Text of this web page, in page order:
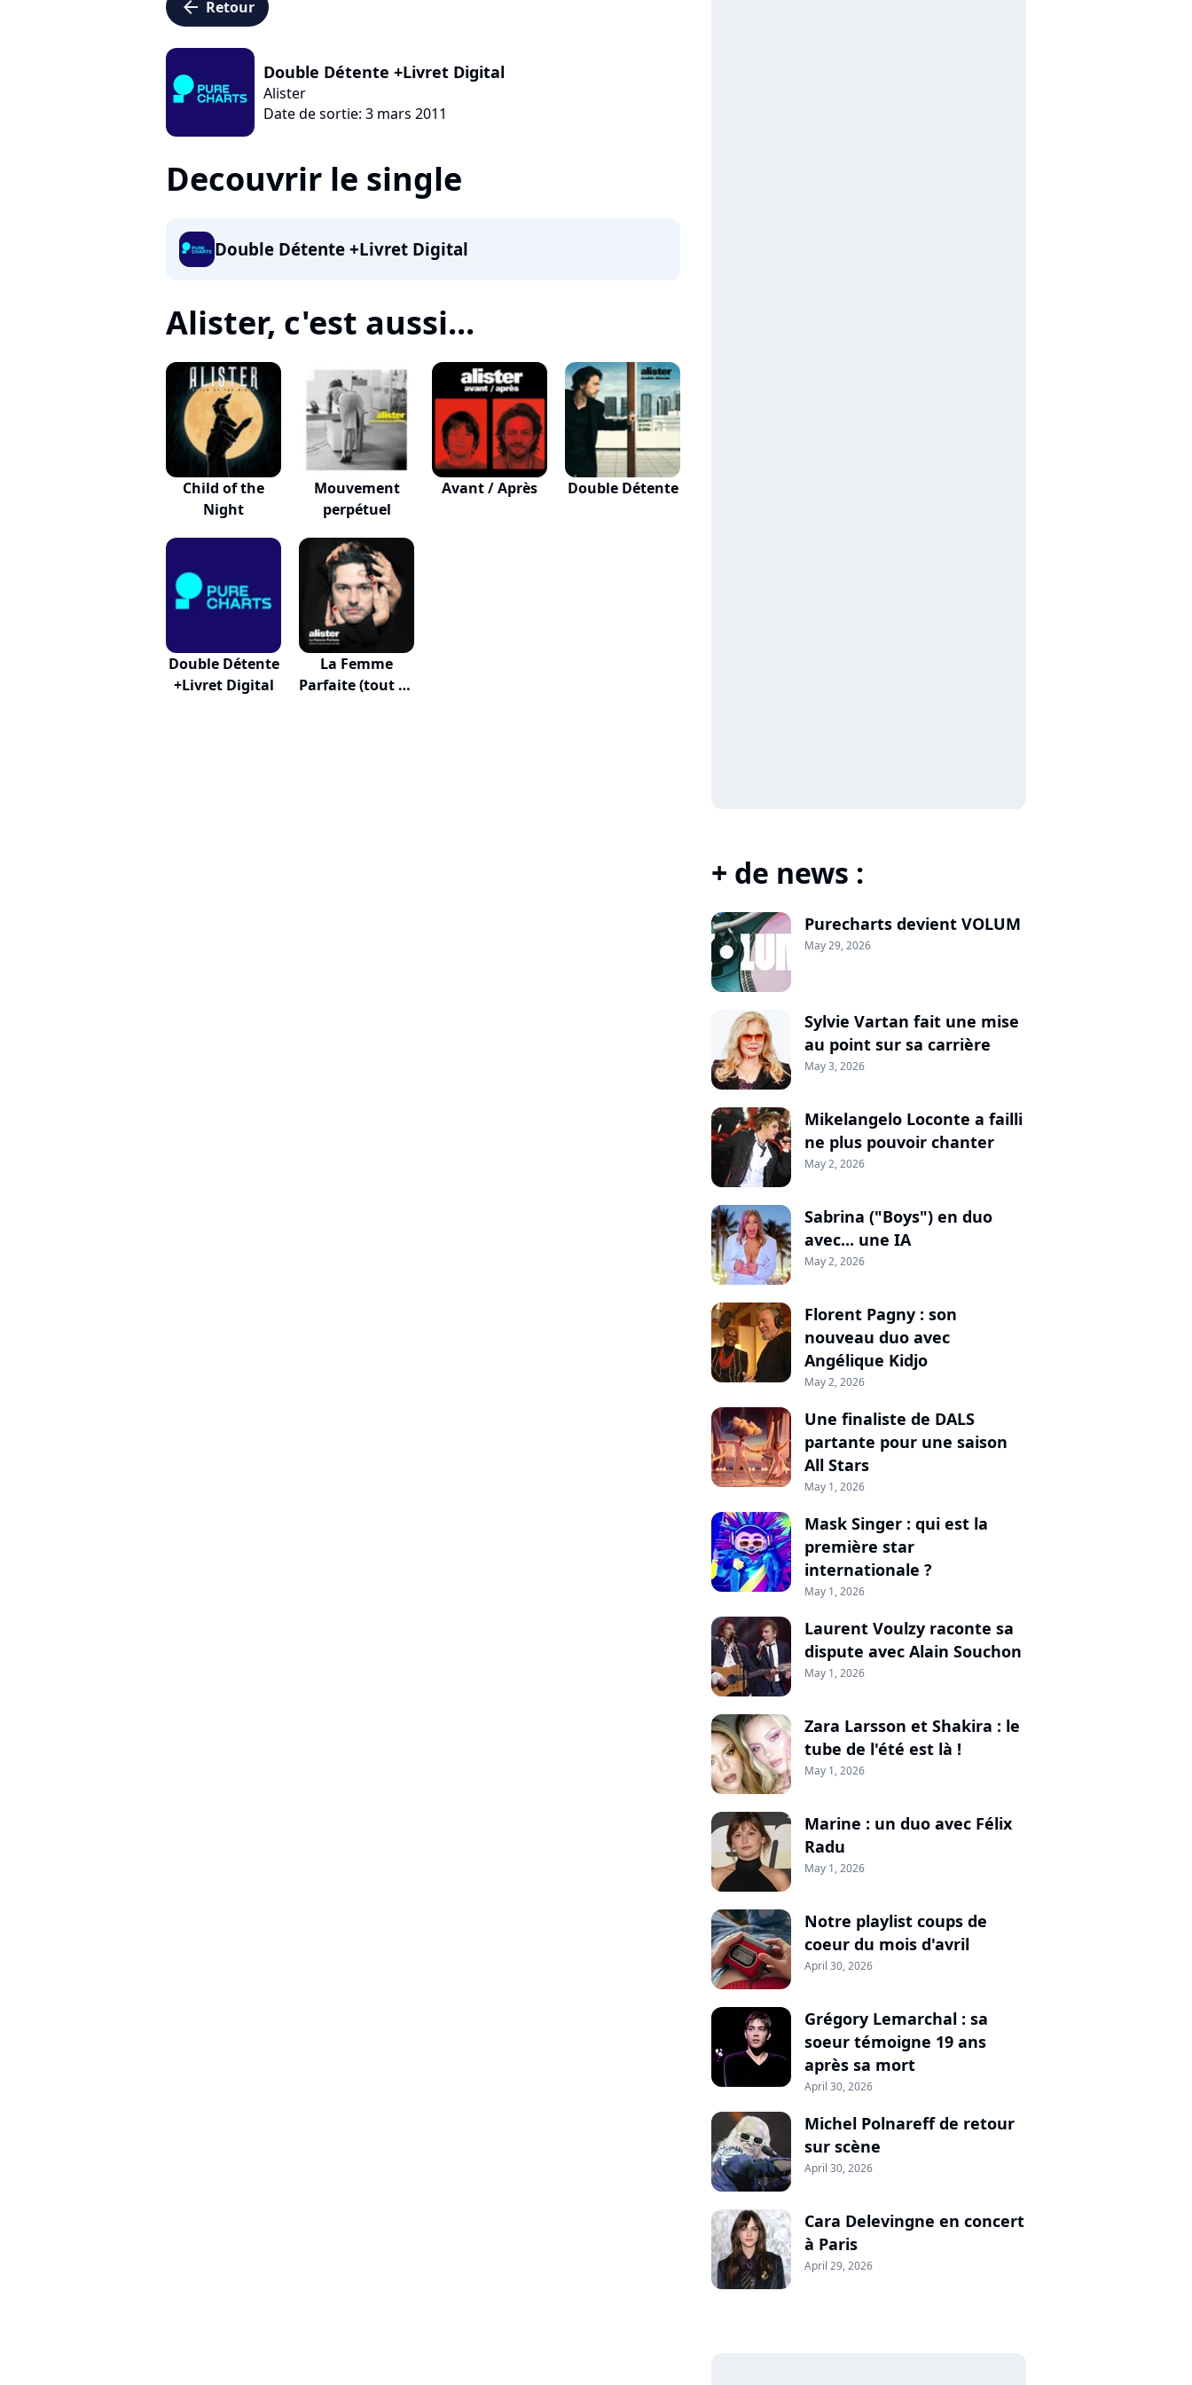
arrow_left Retour
Double Détente +Livret Digital
Alister
Date de sortie: 3 mars 2011
Decouvrir le single
Double Détente +Livret Digital
Alister, c'est aussi...
Child of the
Night
Mouvement
perpétuel
Avant / Après Double Détente
Double Détente
+Livret Digital
La Femme
Parfaite (tout Le
+ de news :
Purecharts devient VOLUM
May 29, 2026
Sylvie Vartan fait une mise
au point sur sa carrière
May 3, 2026
Mikelangelo Loconte a failli
ne plus pouvoir chanter
May 2, 2026
Sabrina ("Boys") en duo
avec... une IA
May 2, 2026
Florent Pagny : son
nouveau duo avec
Angélique Kidjo
May 2, 2026
Une finaliste de DALS
partante pour une saison
All Stars
May 1, 2026
Mask Singer : qui est la
première star
internationale ?
May 1, 2026
Laurent Voulzy raconte sa
dispute avec Alain Souchon
May 1, 2026
Zara Larsson et Shakira : le
tube de l'été est là !
May 1, 2026
Marine : un duo avec Félix
Radu
May 1, 2026
Notre playlist coups de
coeur du mois d'avril
April 30, 2026
Grégory Lemarchal : sa
soeur témoigne 19 ans
après sa mort
April 30, 2026
Michel Polnareff de retour
sur scène
April 30, 2026
Cara Delevingne en concert
à Paris
April 29, 2026